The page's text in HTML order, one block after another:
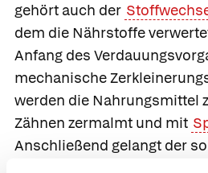
gehört auch der
dem die Nährstoffe
Anfang des
mechanische
werden die Nahrungsmittel
Zähnen zermalmt und mit
Anschließend gelangt der
,